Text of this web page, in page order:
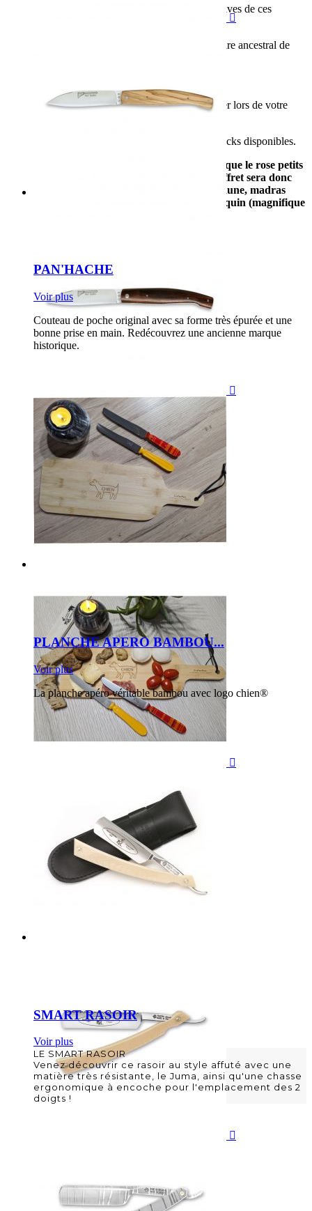

ou décorer votre table avec les couleurs festives de ces
Avec sa coupe rasoir, signature du savoir-faire ancestral de
Panachage de couleurs aux choix (à spécifier lors de votre
Edition spéciale évènement en limite des stocks disponibles.
Attention, le manche bleu et le rose ainsi que le rose petits
carreaux ne sont plus disponibles. Le coffret sera donc
composé de madras authentique rouge/jaune, madras
carreau bleu/vert, et madras modele arlequin (magnifique

PAN'HACHE
Voir plus
Couteau de poche original avec sa forme très épurée et une
bonne prise en main. Redécouvrez une ancienne marque
historique.

PLANCHE APERO BAMBOU...
Voir plus
La planche apéro véritable bambou avec logo chien®

SMART RASOIR
Voir plus
LE SMART RASOIR
Venez découvrir ce rasoir au style affuté avec une
matière très résistante, le Juma, ainsi qu'une chasse
ergonomique à encoche pour l'emplacement des 2
doigts !